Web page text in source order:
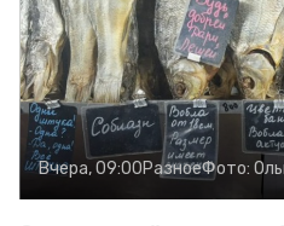
Вчера, 09:00РазноеФото: